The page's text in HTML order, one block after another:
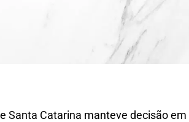
Santa Catarina manteve decisão